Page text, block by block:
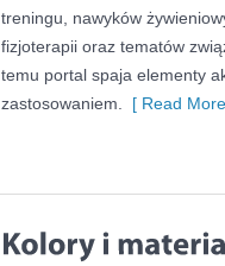
treningu, nawyków
fizjoterapii oraz tematów
temu portal spaja elementy
zastosowaniem.
[ Read